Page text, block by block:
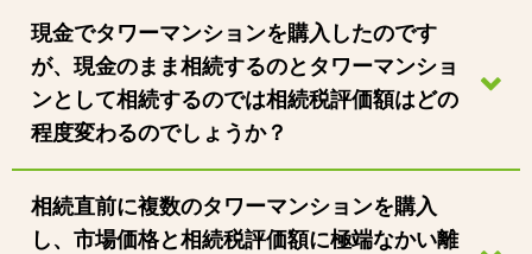
現金でタワーマンションを購入したのです
が、現金のまま相続するのとタワーマンショ
ンとして相続するのでは相続税評価額はどの
程度変わるのでしょうか？
相続直前に複数のタワーマンションを購入
し、市場価格と相続税評価額に極端なかい離